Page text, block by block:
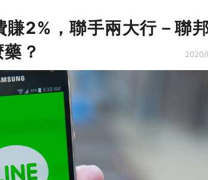
2%，聯手兩大行－聯
？